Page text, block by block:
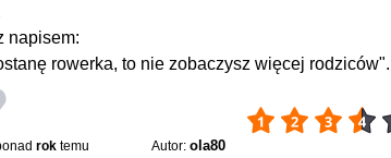
napisem:
rowerka, to nie zobaczysz więcej rodziców".
rok temu Autor: ola80